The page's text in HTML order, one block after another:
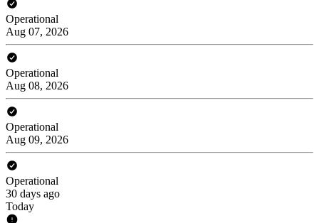
Operational
Aug 07, 2026
Operational
Aug 08, 2026
Operational
Aug 09, 2026
Operational
30 days ago
Today